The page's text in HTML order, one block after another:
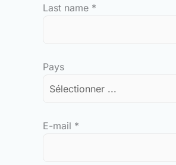
Last name *
Pays
E-mail *